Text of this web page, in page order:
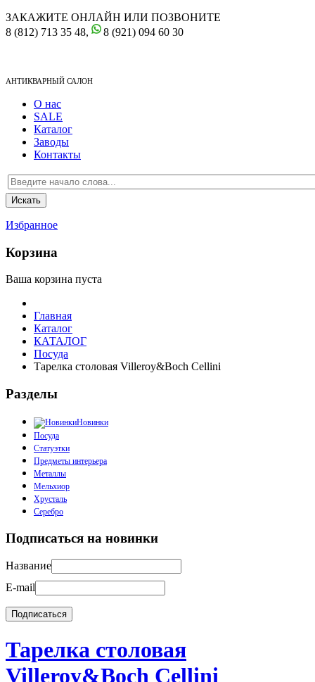
ЗАКАЖИТЕ ОНЛАЙН ИЛИ ПОЗВОНИТЕ
8 (812) 713 35 48,
8 (921) 094 60 30
АНТИКВАРНЫЙ САЛОН
О нас
SALE
Каталог
Заводы
Контакты
Избранное
Корзина
Ваша корзина пуста
Главная
Каталог
КАТАЛОГ
Посуда
Тарелка столовая Villeroy&Boch Cellini
Разделы
Новинки
Посуда
Статуэтки
Предметы интерьера
Металлы
Мельхиор
Хрусталь
Серебро
Подписаться на новинки
Название
E-mail
Тарелка столовая
Villeroy&Boch Cellini